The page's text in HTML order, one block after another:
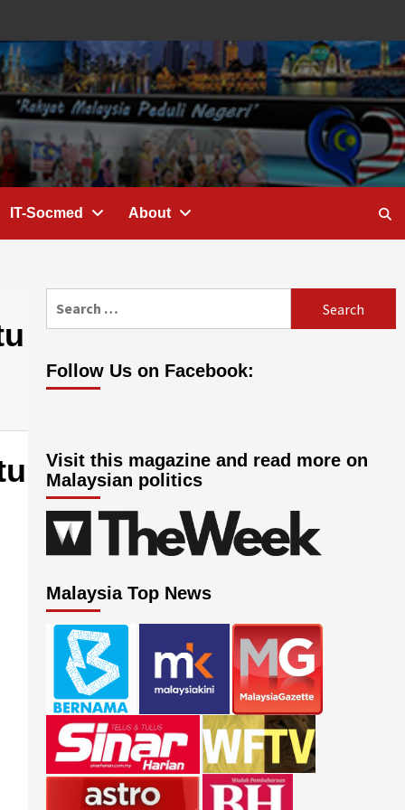
IT-Socmed About
Follow Us on Facebook:
Visit this magazine and read more on
Malaysian politics
Malaysia Top News